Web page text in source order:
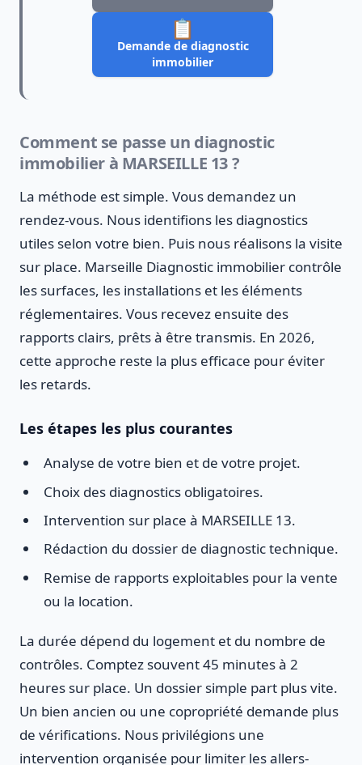
📋
Demande de diagnostic
immobilier
Comment se passe un diagnostic
immobilier à MARSEILLE 13 ?
La méthode est simple. Vous demandez un
rendez-vous. Nous identifions les diagnostics
utiles selon votre bien. Puis nous réalisons la visite
sur place. Marseille Diagnostic immobilier contrôle
les surfaces, les installations et les éléments
réglementaires. Vous recevez ensuite des
rapports clairs, prêts à être transmis. En 2026,
cette approche reste la plus efficace pour éviter
les retards.
Les étapes les plus courantes
Analyse de votre bien et de votre projet.
Choix des diagnostics obligatoires.
Intervention sur place à MARSEILLE 13.
Rédaction du dossier de diagnostic technique.
Remise de rapports exploitables pour la vente
ou la location.
La durée dépend du logement et du nombre de
contrôles. Comptez souvent 45 minutes à 2
heures sur place. Un dossier simple part plus vite.
Un bien ancien ou une copropriété demande plus
de vérifications. Nous privilégions une
intervention organisée pour limiter les allers-